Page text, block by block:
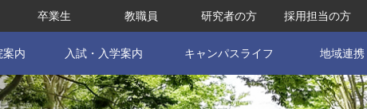
卒業生 教職員 研究者の方 採用担当の方
案内 入試・入学案内 キャンパスライフ 地域連